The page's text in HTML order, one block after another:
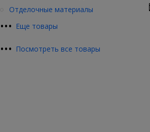
••• Еще товары
Отделочные материалы
••• Посмотреть все товары